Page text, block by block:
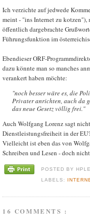
Ich verzichte auf jedwede
meint - "ins Internet zu kotzen"),
öffentlich dargebrachte
Führungsfunktion im
Ebendieser ORF-
dazu könnte man so manches
verankert haben möchte:
"noch besser wäre es, die
Privater anrichten, auch da
das neue Gesetz völlig frei."
Auch Wolfgang Lorenz sagt
Dienstleistungsfreiheit in der
Vielleicht ist eben das von
Schreiben und Lesen - doch
POSTED BY
LABELS:
16 COMMENTS :